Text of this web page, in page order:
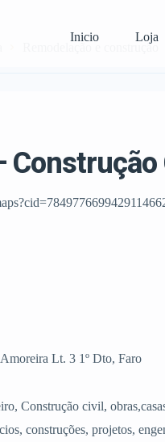
Inicio Loja
Remodelação e construção
Construção
Lt. 3 1º Dto, Faro
Construção civil,
construções, projetos,